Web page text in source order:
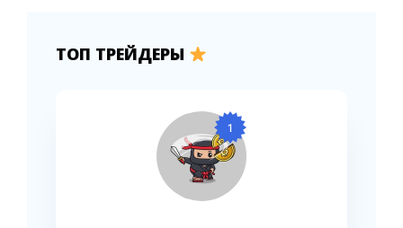
ТОП ТРЕЙДЕРЫ
1